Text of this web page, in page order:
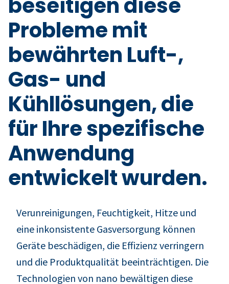
Probleme mit
bewährten Luft-,
Gas- und
Kühllösungen, die
für Ihre spezifische
Anwendung
entwickelt wurden.
Verunreinigungen, Feuchtigkeit, Hitze und
eine inkonsistente Gasversorgung können
Geräte beschädigen, die Effizienz verringern
und die Produktqualität beeinträchtigen. Die
Technologien von nano bewältigen diese